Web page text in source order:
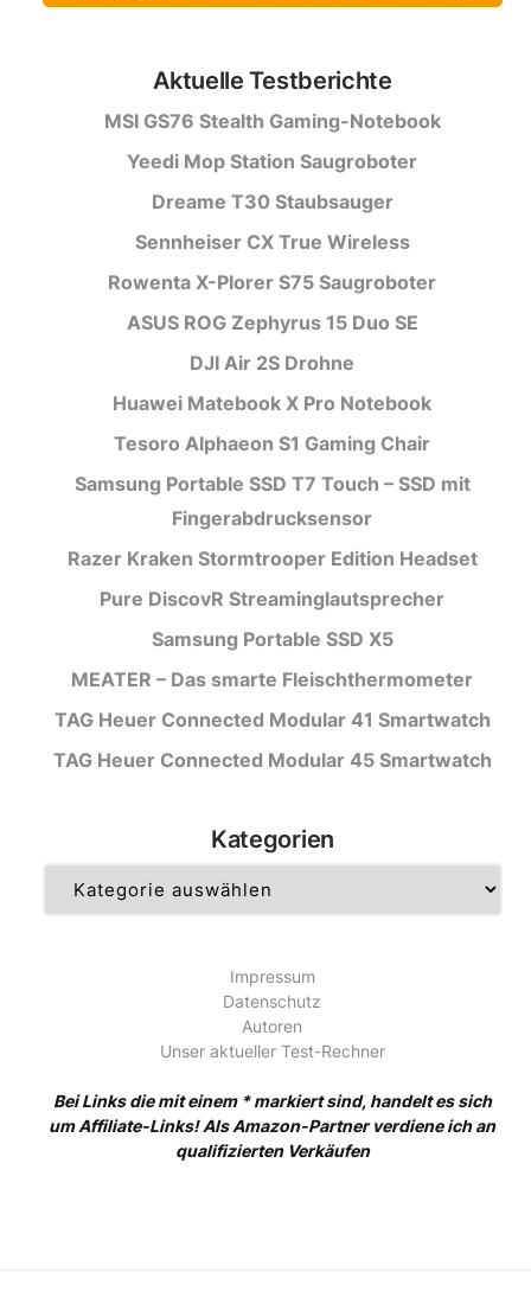
Aktuelle Testberichte
MSI GS76 Stealth Gaming-Notebook
Yeedi Mop Station Saugroboter
Dreame T30 Staubsauger
Sennheiser CX True Wireless
Rowenta X-Plorer S75 Saugroboter
ASUS ROG Zephyrus 15 Duo SE
DJI Air 2S Drohne
Huawei Matebook X Pro Notebook
Tesoro Alphaeon S1 Gaming Chair
Samsung Portable SSD T7 Touch – SSD mit
Fingerabdrucksensor
Razer Kraken Stormtrooper Edition Headset
Pure DiscovR Streaminglautsprecher
Samsung Portable SSD X5
MEATER – Das smarte Fleischthermometer
TAG Heuer Connected Modular 41 Smartwatch
TAG Heuer Connected Modular 45 Smartwatch
Kategorien
Impressum
Datenschutz
Autoren
Unser aktueller Test-Rechner
Bei Links die mit einem * markiert sind, handelt es sich
um Affiliate-Links! Als Amazon-Partner verdiene ich an
qualifizierten Verkäufen